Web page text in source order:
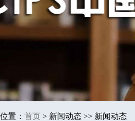
位置： 首页 > 新闻动态 >> 新闻动态